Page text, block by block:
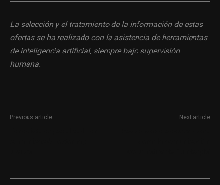
La selección y el tratamiento de la información de estas
ofertas se ha realizado con la asistencia de herramientas
de inteligencia artificial, siempre bajo supervisión
humana.
Previous article Next article